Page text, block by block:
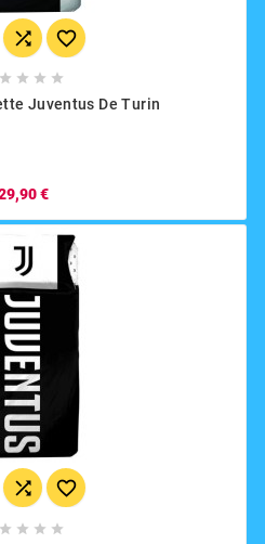
 
   
Juventus De Turin
€
 
   